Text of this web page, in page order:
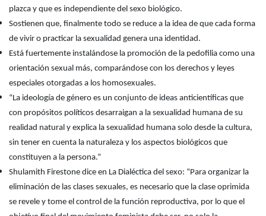
plazca y que es independiente del sexo biológico.
Sostienen que, finalmente todo se reduce a la idea de que cada forma
de vivir o practicar la sexualidad genera una identidad.
Está fuertemente instalándose la promoción de la pedofilia como una
orientación sexual más, comparándose con los derechos y leyes
especiales otorgadas a los homosexuales.
“La ideología de género es un conjunto de ideas anticientíficas que
con propósitos políticos desarraigan a la sexualidad humana de su
realidad natural y explica la sexualidad humana solo desde la cultura,
sin tener en cuenta la naturaleza y los aspectos biológicos que
constituyen a la persona.”
Shulamith Firestone dice en La Dialéctica del sexo: “Para organizar la
eliminación de las clases sexuales, es necesario que la clase oprimida
se revele y tome el control de la función reproductiva, por lo que el